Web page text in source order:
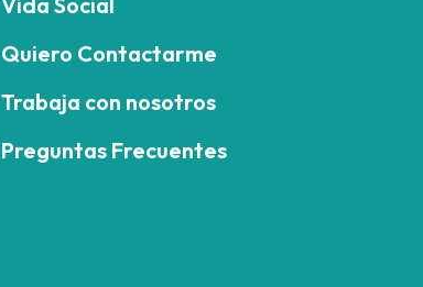
Quiero Contactarme
Trabaja con nosotros
Preguntas Frecuentes